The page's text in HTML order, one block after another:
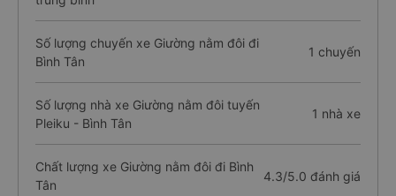
Số lượng chuyến xe Giường nằm đôi đi
Bình Tân
1 chuyến
Số lượng nhà xe Giường nằm đôi tuyến
Pleiku - Bình Tân
1 nhà xe
Chất lượng xe Giường nằm đôi đi Bình
Tân
4.3/5.0 đánh giá